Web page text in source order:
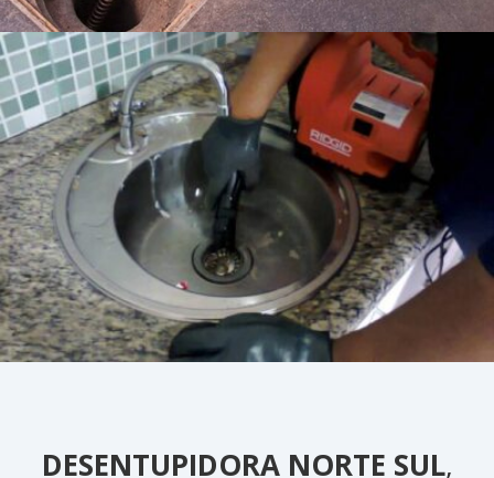
DESENTUPIDORA NORTE SUL,